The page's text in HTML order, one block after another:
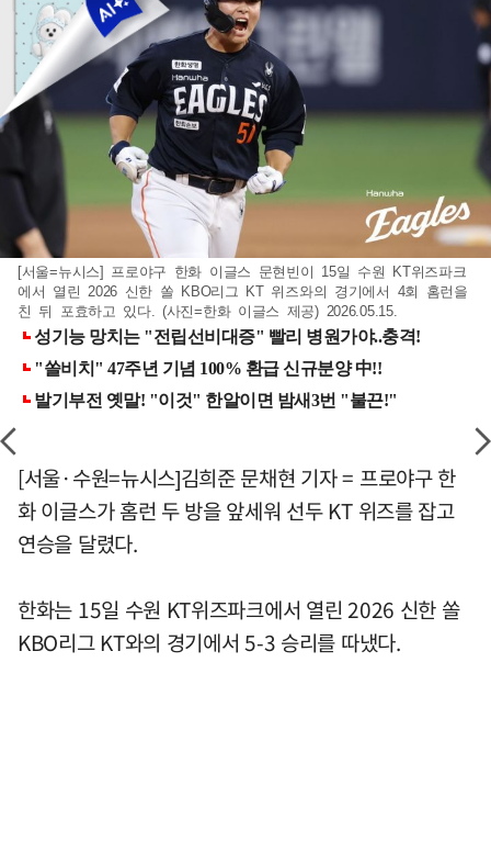
[서울=뉴시스] 프로야구 한화 이글스 문현빈이 15일 수원 KT위즈파크
에서 열린 2026 신한 쏠 KBO리그 KT 위즈와의 경기에서 4회 홈런을
친 뒤 포효하고 있다. (사진=한화 이글스 제공) 2026.05.15.
[서울·수원=뉴시스]김희준 문채현 기자 = 프로야구 한
화 이글스가 홈런 두 방을 앞세워 선두 KT 위즈를 잡고
연승을 달렸다.
한화는 15일 수원 KT위즈파크에서 열린 2026 신한 쏠
KBO리그 KT와의 경기에서 5-3 승리를 따냈다.